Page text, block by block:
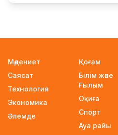
күшінде қалады
«Өзімізге де керек»:
жеткізу туралы айтты
4 сағат бұрын
Алматыда ірі көлемде
тасымалдаған күдікті
Мәдениет
Саясат
Технология
Экономика
Әлемде
Қоғам
Білім және
Ғылым
Оқиға
Спорт
Ауа райы